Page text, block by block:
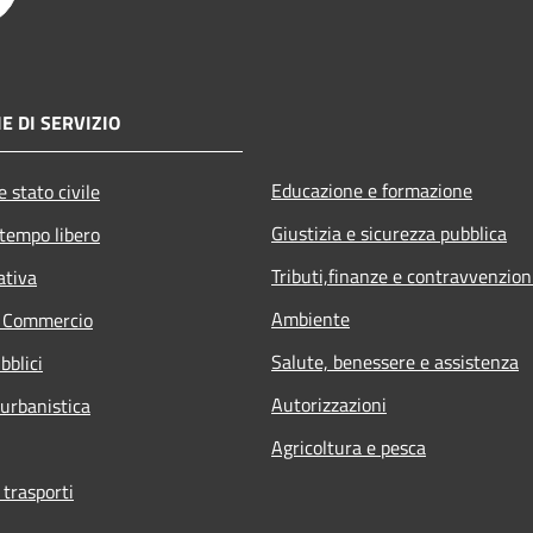
DI SERVIZIO
stato civile
libero
Educazione e formazione
Giustizia e sicurezza pubblica
Tributi,finanze e
Ambiente
Salute, benessere e assistenza
Autorizzazioni
Agricoltura e pesca